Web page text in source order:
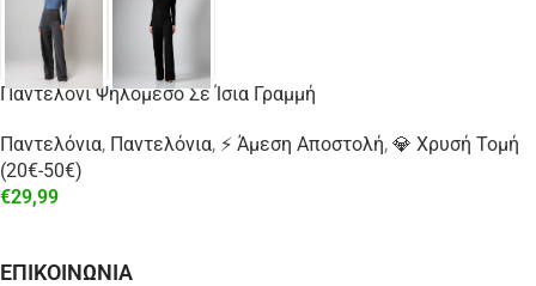
Παντελόνι Ψηλόμεσο Σε Ίσια Γραμμή
Παντελόνια, Παντελόνια, ⚡ Άμεση Αποστολή, 💎 Χρυσή Τομή
(20€-50€)
€29,99
ΕΠΙΚΟΙΝΩΝΙΑ